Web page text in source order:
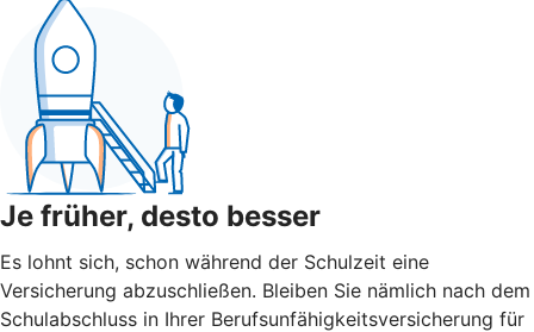
Je früher, desto besser
Es lohnt sich, schon während der Schulzeit eine
Versicherung abzuschließen. Bleiben Sie nämlich nach dem
Schulabschluss in Ihrer Berufsunfähigkeitsversicherung für